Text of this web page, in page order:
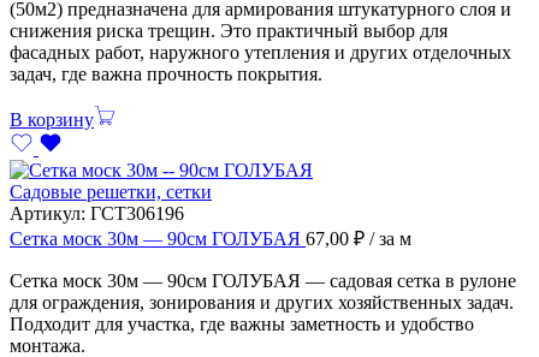
(50м2) предназначена для армирования штукатурного слоя и
снижения риска трещин. Это практичный выбор для
фасадных работ, наружного утепления и других отделочных
задач, где важна прочность покрытия.
В корзину
Садовые решетки, сетки
Артикул: ГСТ306196
Сетка моск 30м — 90см ГОЛУБАЯ 67,00 ₽ / за м
Сетка моск 30м — 90см ГОЛУБАЯ — садовая сетка в рулоне
для ограждения, зонирования и других хозяйственных задач.
Подходит для участка, где важны заметность и удобство
монтажа.